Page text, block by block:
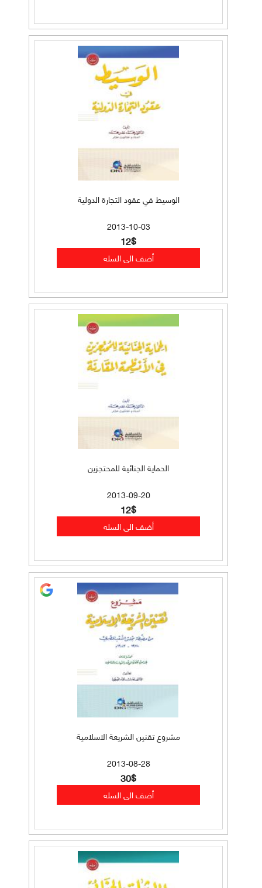
الوسيط في عقود التجارة الدولية
2013-10-03
12$
الحماية الجنائية للمحتجزين
2013-09-20
12$
مشروع تقنين الشريعة الاسلامية
2013-08-28
30$